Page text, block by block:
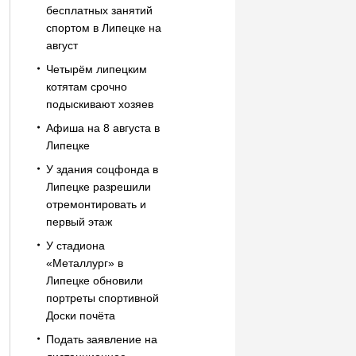
бесплатных занятий
спортом в Липецке на
август
Четырём липецким
котятам срочно
подыскивают хозяев
Афиша на 8 августа в
Липецке
У здания соцфонда в
Липецке разрешили
отремонтировать и
первый этаж
У стадиона
«Металлург» в
Липецке обновили
портреты спортивной
Доски почёта
Подать заявление на